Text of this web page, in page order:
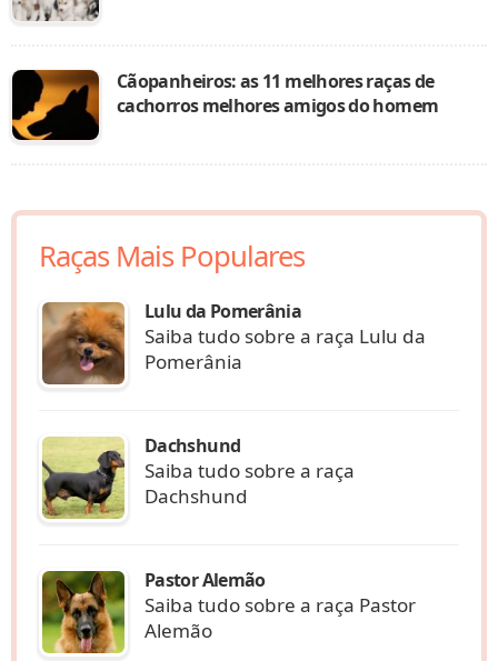
Cãopanheiros: as 11 melhores raças de
cachorros melhores amigos do homem
Raças Mais Populares
Lulu da Pomerânia
Saiba tudo sobre a raça Lulu da
Pomerânia
Dachshund
Saiba tudo sobre a raça
Dachshund
Pastor Alemão
Saiba tudo sobre a raça Pastor
Alemão